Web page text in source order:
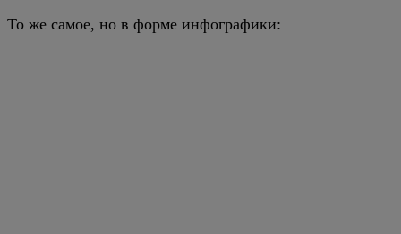
То же самое, но в форме инфографики: